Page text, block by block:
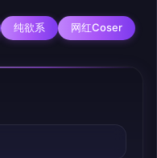
纯欲系 网红Coser